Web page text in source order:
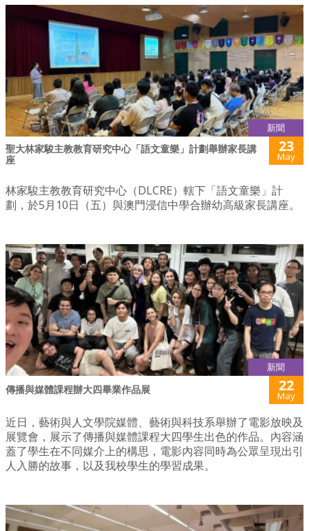
新聞
聖大林家駿主教教育研究中心「語文童樂」計劃舉辦家長講
座
23
May
林家駿主教教育研究中心（DLCRE）轄下「語文童樂」計
劃，於5月10日（五）與澳門浸信中學合辦幼高級家長講座。
新聞
傳播與媒體課程辦大四畢業作品展 22
May
近日，藝術與人文學院媒體、藝術與科技系舉辦了電影放映及
展覽會，展示了傳播與媒體課程大四學生出色的作品。內容涵
蓋了學生在不同媒介上的構思，電影內容同時為公眾呈現出引
人入勝的故事，以及我校學生的學習成果。